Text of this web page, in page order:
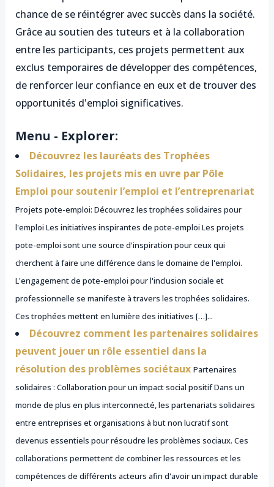
chance de se réintégrer avec succès dans la société.
Grâce au soutien des tuteurs et à la collaboration
entre les participants, ces projets permettent aux
exclus temporaires de développer des compétences,
de renforcer leur confiance en eux et de trouver des
opportunités d'emploi significatives.
Menu - Explorer:
Découvrez les lauréats des Trophées
Solidaires, les projets mis en uvre par Pôle
Emploi pour soutenir l’emploi et l’entreprenariat
Projets pote-emploi: Découvrez les trophées solidaires pour
l'emploi Les initiatives inspirantes de pote-emploi Les projets
pote-emploi sont une source d'inspiration pour ceux qui
cherchent à faire une différence dans le domaine de l'emploi.
L'engagement de pote-emploi pour l'inclusion sociale et
professionnelle se manifeste à travers les trophées solidaires.
Ces trophées mettent en lumière des initiatives […]...
Découvrez comment les partenaires solidaires
peuvent jouer un rôle essentiel dans la
résolution des problèmes sociétaux Partenaires
solidaires : Collaboration pour un impact social positif Dans un
monde de plus en plus interconnecté, les partenariats solidaires
entre entreprises et organisations à but non lucratif sont
devenus essentiels pour résoudre les problèmes sociaux. Ces
collaborations permettent de combiner les ressources et les
compétences de différents acteurs afin d'avoir un impact durable